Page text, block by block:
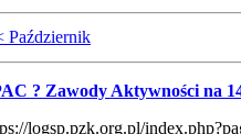
Październik
? Zawody Aktywności na
logsp.pzk.org.pl/